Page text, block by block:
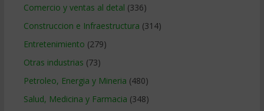
Comercio y ventas al detal (336)
Construccion e Infraestructura (314)
Entretenimiento (279)
Otras industrias (73)
Petroleo, Energia y Mineria (480)
Salud, Medicina y Farmacia (348)